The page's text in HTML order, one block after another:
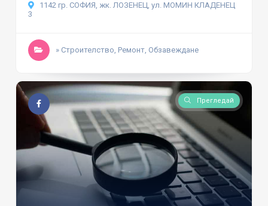
1142 гр. СОФИЯ, жк. ЛОЗЕНЕЦ, ул. МОМИН КЛАДЕНЕЦ
3
» Строителство, Ремонт, Обзавеждане
Прегледай